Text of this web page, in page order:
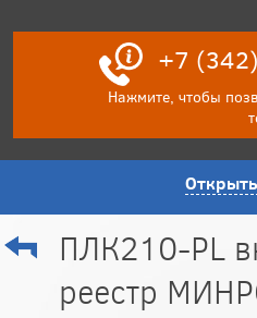
+7
Нажмите, чтобы
ПЛК210-PL
реестр